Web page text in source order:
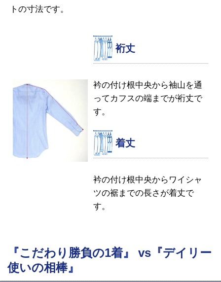
トの寸法です。
裄丈
衿の付け根中央から袖山を通
ってカフスの端までが裄丈で
す。
着丈
衿の付け根中央からワイシャ
ツの裾までの長さが着丈で
す。
『こだわり勝負の1着』 vs『デイリー
使いの相棒』